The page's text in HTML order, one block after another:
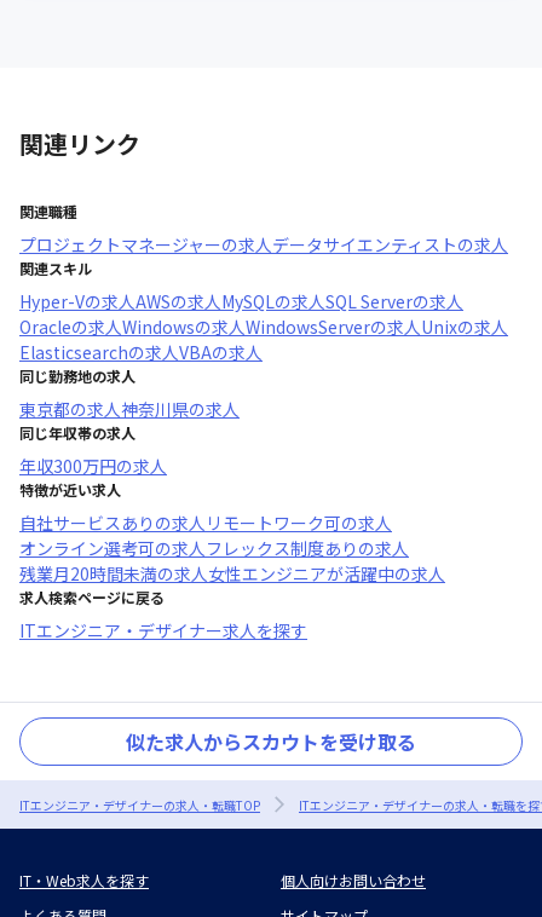
関連リンク
関連職種
プロジェクトマネージャーの求人データサイエンティストの求人
関連スキル
Hyper-Vの求人AWSの求人MySQLの求人SQL Serverの求人
Oracleの求人Windowsの求人WindowsServerの求人Unixの求人
Elasticsearchの求人VBAの求人
同じ勤務地の求人
東京都の求人神奈川県の求人
同じ年収帯の求人
年収300万円の求人
特徴が近い求人
自社サービスあり の求人 リモートワーク可の求人
オンライン選考可の求人フレックス制度あり の求人
残業月20時間未満の求人女性エンジニアが活躍中の求人
求人検索ページに戻る
ITエンジニア・デザイナー求人を探す
似た求人からスカウトを受け取る
ITエンジニア・デザイナーの求人・転職TOP ITエンジニア・デザイナーの求人・転職を
IT・Web求人を探す
個人向けお問い合わせ